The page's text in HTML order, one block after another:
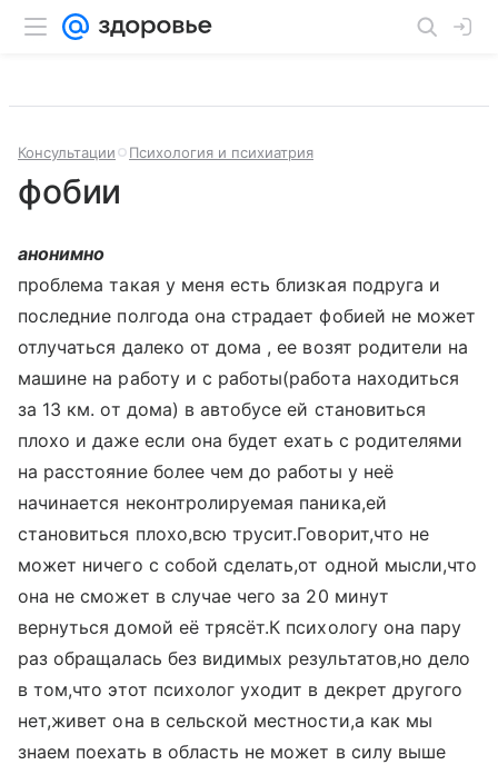
Консультации Психология и психиатрия
фобии
анонимно
проблема такая у меня есть близкая подруга и
последние полгода она страдает фобией не может
отлучаться далеко от дома , ее возят родители на
машине на работу и с работы(работа находиться
за 13 км. от дома) в автобусе ей становиться
плохо и даже если она будет ехать с родителями
на расстояние более чем до работы у неё
начинается неконтролируемая паника,ей
становиться плохо,всю трусит.Говорит,что не
может ничего с собой сделать,от одной мысли,что
она не сможет в случае чего за 20 минут
вернуться домой её трясёт.К психологу она пару
раз обращалась без видимых результатов,но дело
в том,что этот психолог уходит в декрет другого
нет,живет она в сельской местности,а как мы
знаем поехать в область не может в силу выше